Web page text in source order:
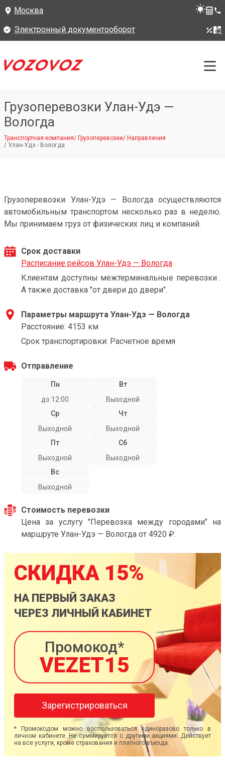
Москва
Электронный документооборот
Грузоперевозки Улан-Удэ —
Вологда
Транспортная компания/ Грузоперевозки/ Направления
/ Улан-Удэ - Вологда
Грузоперевозки Улан-Удэ — Вологда осуществляются
автомобильным транспортом несколько раз в неделю.
Мы принимаем груз от физических лиц и компаний.
Срок доставки
Расписание рейсов Улан-Удэ — Вологда
Клиентам доступны межтерминальные перевозки .
А также доставка "от двери до двери".
Параметры маршрута Улан-Удэ — Вологда
Расстояние: 4153 км
Срок транспортировки: Расчетное время
Отправление
Пн
до 12:00
Вт
Выходной
Ср
Выходной
Чт
Выходной
Пт
Выходной
Сб
Выходной
Вс
Выходной
Стоимость перевозки
Цена за услугу "Перевозка между городами" на
маршруте Улан-Удэ — Вологда от 4920 ₽.
СКИДКА 15%
НА ПЕРВЫЙ ЗАКАЗ
ЧЕРЕЗ ЛИЧНЫЙ КАБИНЕТ
Промокод*
VEZET15
Зарегистрироваться
* Промокодом можно воспользоваться единоразово только в
личном кабинете. Не суммируется с другими акциями. Действует
на все услуги, кроме страхования и платного въезда.